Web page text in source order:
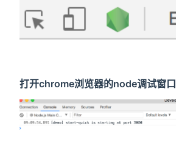
打开chrome浏览器的node调试窗口